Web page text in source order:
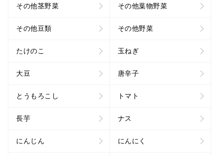
その他茎野菜 その他葉物野菜
その他豆類 その他野菜
たけのこ 玉ねぎ
大豆 唐辛子
とうもろこし トマト
長芋 ナス
にんじん にんにく